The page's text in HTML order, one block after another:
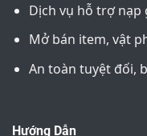
Dịch vụ hỗ trợ nạp
Mở bán item, vật
An toàn tuyệt đối,
Hướng Dẫn